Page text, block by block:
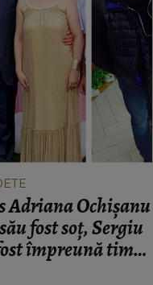
Adriana Ochișanu
fost soț, Sergiu
împreună timp